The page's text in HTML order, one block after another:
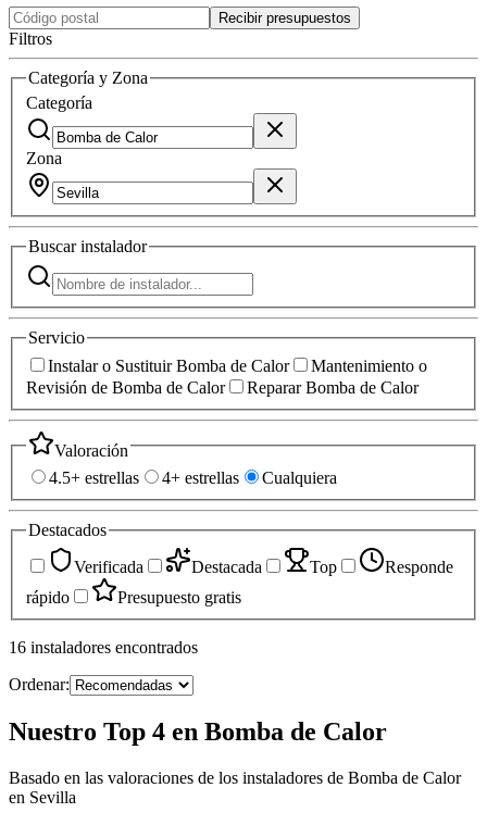
Recibir presupuestos
Filtros
Categoría y Zona
Categoría
Zona
Buscarinstalador
Servicio
Instalar o Sustituir Bomba de Calor
Mantenimiento o
Revisión de Bomba de Calor
Reparar Bomba de Calor
Valoración
4.5+ estrellas
4+ estrellas Cualquiera
Destacados
Verificada
Destacada Top
Responde
rápido
Presupuesto gratis
16 instaladores encontrados
Ordenar:
Nuestro Top 4 en Bomba de Calor
Basado en las valoraciones de los instaladores de Bomba de Calor
en Sevilla